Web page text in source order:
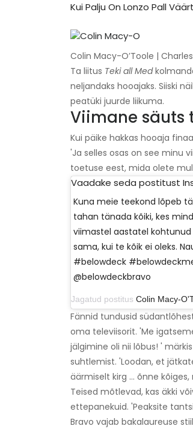
Kui Palju On Lonzo Pall Väärt
Colin Macy-O’Toole |
Ta liitus Teki all Med
neljandaks hooajaks. Siiski
peatüki juurde liikuma.
Viimane säuts
Kui päike hakkas hooaja
'Ja selles osas on see minu
toetuse eest, mida olete
Vaadake seda postitust
Kuna meie teekond lõpeb
tahan tänada kõiki, kes
viimastel aastatel kohtunud
sama, kui te kõik ei oleks.
#belowdeck
@belowdeckbravo
Jagatud postitus Colin Macy-
Fännid tundusid
oma televiisorit. 'Me
jälgimine oli nii lõbus! '
suhtlemist. 'Loodan, et
äärmiselt kirg ... õnne
Teised mõtlevad, kas äkki
ettepanekuid. 'Peaksite
Bravo vajab bakalaureuse